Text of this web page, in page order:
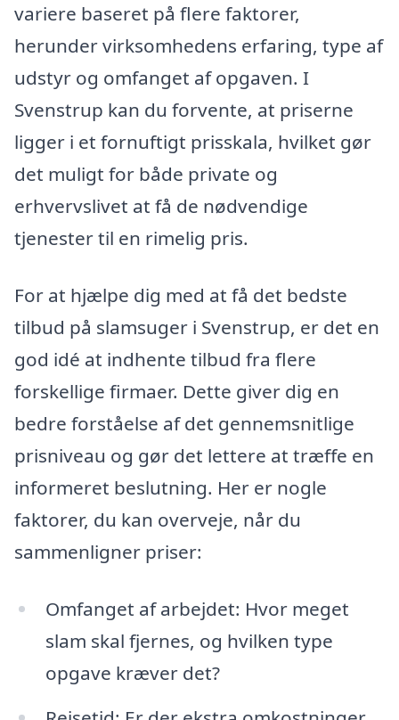
variere baseret på flere faktorer,
herunder virksomhedens erfaring, type af
udstyr og omfanget af opgaven. I
Svenstrup kan du forvente, at priserne
ligger i et fornuftigt prisskala, hvilket gør
det muligt for både private og
erhvervslivet at få de nødvendige
tjenester til en rimelig pris.
For at hjælpe dig med at få det bedste
tilbud på slamsuger i Svenstrup, er det en
god idé at indhente tilbud fra flere
forskellige firmaer. Dette giver dig en
bedre forståelse af det gennemsnitlige
prisniveau og gør det lettere at træffe en
informeret beslutning. Her er nogle
faktorer, du kan overveje, når du
sammenligner priser:
Omfanget af arbejdet: Hvor meget
slam skal fjernes, og hvilken type
opgave kræver det?